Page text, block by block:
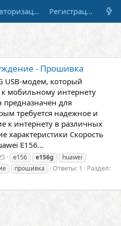
Авторизация Регистрация
- Прошивка
USB-модем, который
к мобильному интернету
предназначен для
требуется надежное и
к интернету в различных
характеристики Скорость
E156...
e156 e156g
huawei
прошивка Ответы: 1
Раздел: